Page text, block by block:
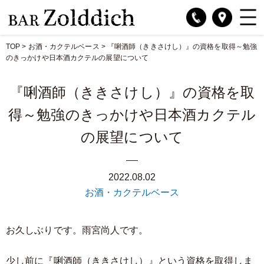
TOP > お酒・カクテルベース >
『唎酒師（ききさけし）』の資格を取得～勉強
のきっかけや日本酒カクテルの展望について
『唎酒師（ききさけし）』の資格を取
得～勉強のきっかけや日本酒カクテル
の展望について
2022.08.02
お酒・カクテルベース
お久しぶりです。雨宮尚人です。
少し前に『唎酒師（ききさけし）』という資格を取得しま